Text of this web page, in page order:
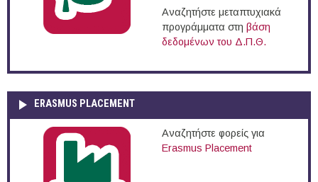
Αναζητήστε μεταπτυχιακά
προγράμματα στη βάση
δεδομένων του Δ.Π.Θ.
ERASMUS PLACEMENT
Αναζητήστε φορείς για
Erasmus Placement